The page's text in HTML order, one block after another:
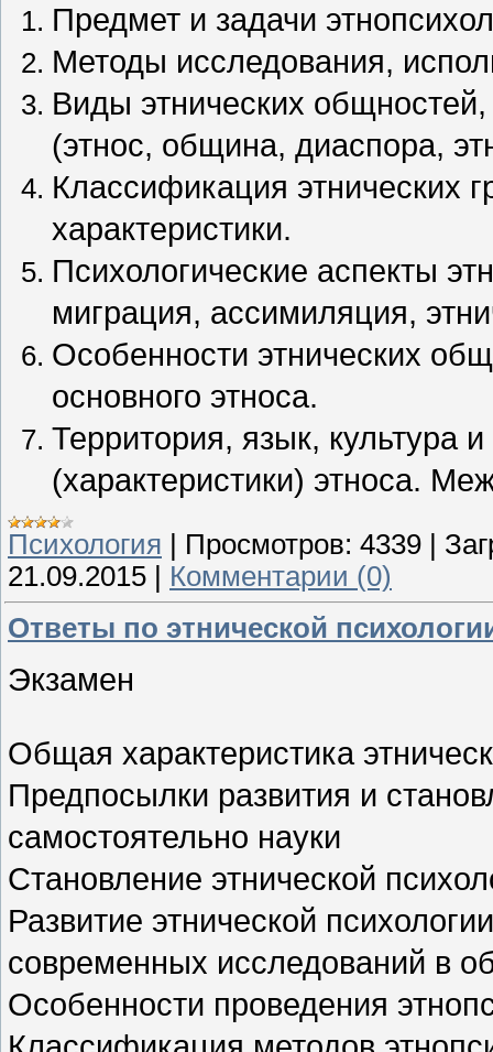
Предмет и задачи
Методы исследования,
Виды этнических
(этнос, община, диаспора,
Классификация этнических
характеристики.
Психологические аспекты
миграция, ассимиляция,
Особенности этнических
основного этноса.
Территория, язык, культура
(характеристики) этноса.
Психология | Просмотров: 4339 |
21.09.2015 | Комментарии (0)
Ответы по этнической
Экзамен
Общая характеристика
Предпосылки развития и
самостоятельно науки
Становление этнической
Развитие этнической
современных исследований в
Особенности проведения